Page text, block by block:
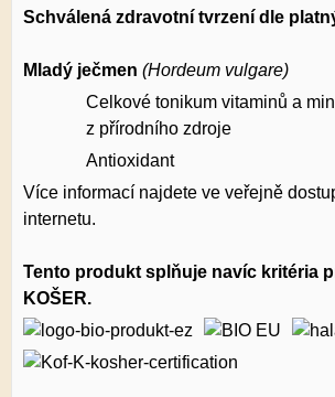
Schválená zdravotní tvrzení dle
Mladý ječmen (Hordeum vulgare)
Celkové tonikum vitaminů a
z přírodního zdroje
Antioxidant
Více informací najdete ve veřejně
internetu.
Tento produkt splňuje navíc kritéria
KOŠER.